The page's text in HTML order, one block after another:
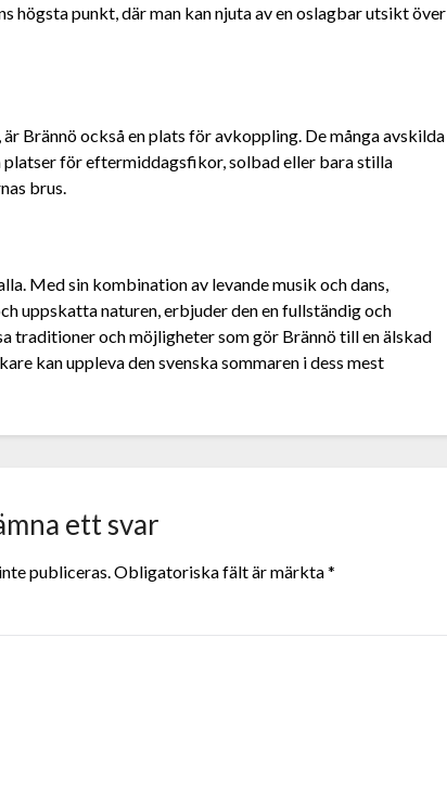
högsta punkt, där man kan njuta av en oslagbar utsikt över
Brännö också en plats för avkoppling. De många avskilda
för eftermiddagsfikor, solbad eller bara stilla
brus.
Med sin kombination av levande musik och dans,
uppskatta naturen, erbjuder den en fullständig och
traditioner och möjligheter som gör Brännö till en älskad
kan uppleva den svenska sommaren i dess mest
ett svar
publiceras.Obligatoriska fält är märkta*